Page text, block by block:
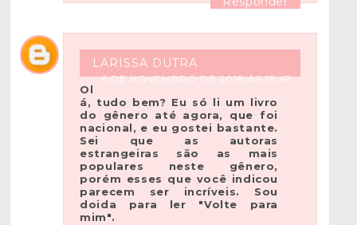
LARISSA DUTRA
6 DE NOVEMBRO DE 2018 ÀS 13:47
Ol
á, tudo bem? Eu só li um livro
do gênero até agora, que foi
nacional, e eu gostei bastante.
Sei que as autoras
estrangeiras são as mais
populares neste gênero,
porém esses que você indicou
parecem ser incríveis. Sou
doida para ler "Volte para
mim".